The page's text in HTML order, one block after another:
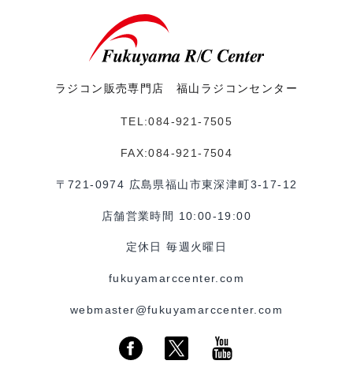
ラジコン販売専門店 福山ラジコンセンター
TEL:084-921-7505
FAX:084-921-7504
〒721-0974 広島県福山市東深津町3-17-12
店舗営業時間 10:00-19:00
定休日 毎週火曜日
fukuyamarccenter.com
webmaster@fukuyamarccenter.com